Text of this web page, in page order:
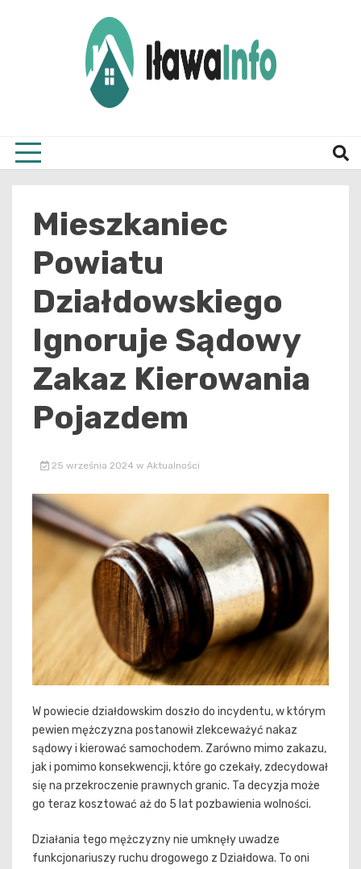
Mieszkaniec
Powiatu
Działdowskiego
Ignoruje Sądowy
Zakaz Kierowania
Pojazdem
25 września 2024 w Aktualności
W powiecie działdowskim doszło do incydentu, w którym
pewien mężczyzna postanowił zlekceważyć nakaz
sądowy i kierować samochodem. Zarówno mimo zakazu,
jak i pomimo konsekwencji, które go czekały, zdecydował
się na przekroczenie prawnych granic. Ta decyzja może
go teraz kosztować aż do 5 lat pozbawienia wolności.
Działania tego mężczyzny nie umknęły uwadze
funkcjonariuszy ruchu drogowego z Działdowa. To oni